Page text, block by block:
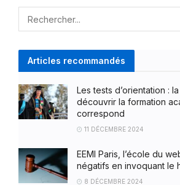
Articles recommandés
Les tests d’orientation :
découvrir la formation
correspond
11 DÉCEMBRE 2024
EEMI Paris, l’école du
négatifs en invoquant le
8 DÉCEMBRE 2024